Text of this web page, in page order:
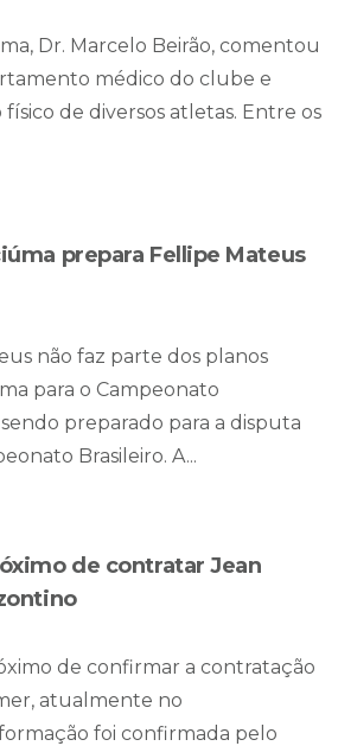
Dr. Marcelo Beirão, comentou
médico do clube e
de diversos atletas. Entre os
prepara Fellipe Mateus
não faz parte dos planos
para o Campeonato
preparado para a disputa
Brasileiro. A...
de contratar Jean
de confirmar a contratação
atualmente no
foi confirmada pelo